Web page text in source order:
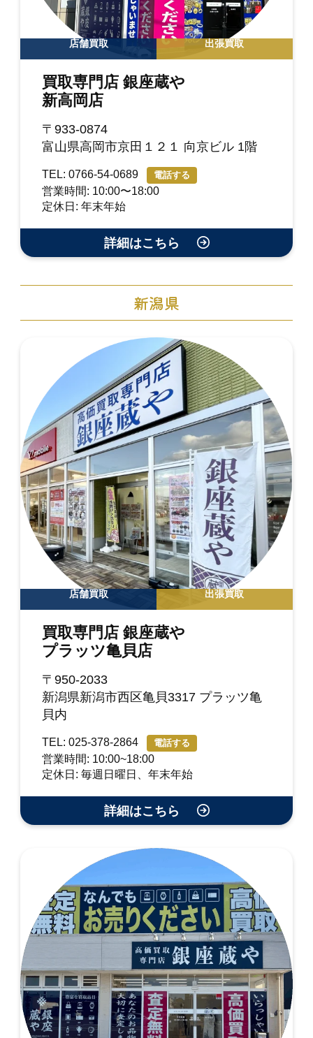
店舗買取 出張買取
買取専門店 銀座蔵や
新高岡店
〒933-0874
富山県高岡市京田１２１ 向京ビル 1階
TEL: 0766-54-0689 電話する
営業時間: 10:00〜18:00
定休日: 年末年始
詳細はこちら
新潟県
店舗買取 出張買取
買取専門店 銀座蔵や
プラッツ亀貝店
〒950-2033
新潟県新潟市西区亀貝3317 プラッツ亀
貝内
TEL: 025-378-2864 電話する
営業時間: 10:00~18:00
定休日: 毎週日曜日、年末年始
詳細はこちら